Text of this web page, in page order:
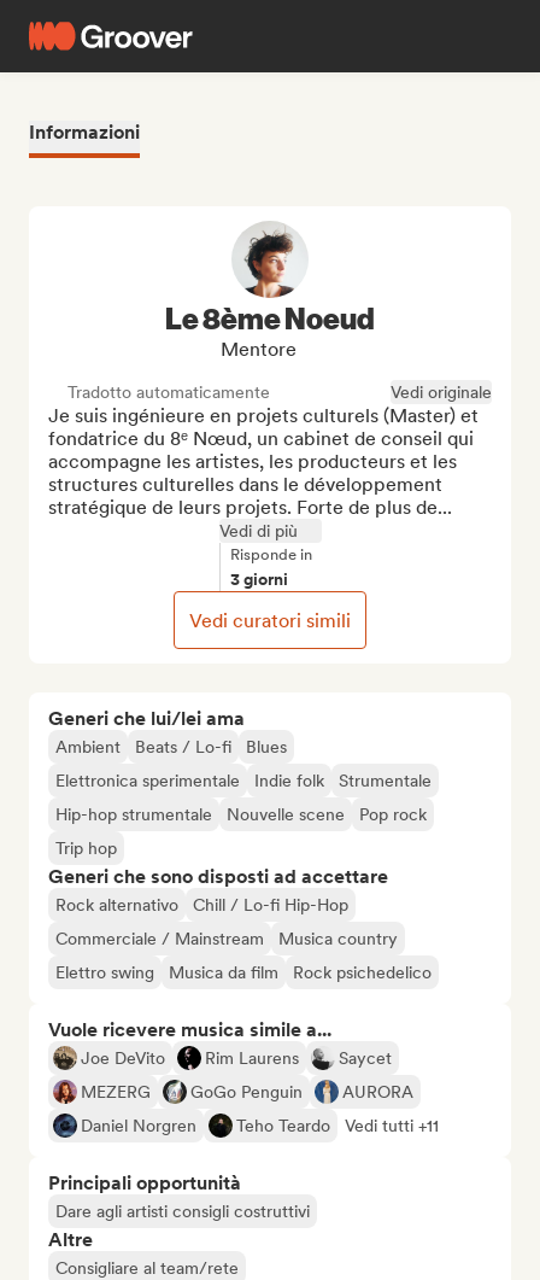
Informazioni
Generi che lui/lei ama
Ambient Beats / Lo-fi
Blues
Elettronica sperimentale
Indie folk
Strumentale
Hip-hop strumentale
Nouvelle scene
Pop rock
Trip hop
Generi che sono disposti ad accettare
Rock alternativo
Chill / Lo-fi Hip-Hop
Commerciale / Mainstream
Musica country
Elettro swing
Musica da film Rock psichedelico
Vuole ricevere musica simile a...
Joe DeVito Rim Laurens
Saycet
MEZERG
GoGo Penguin
AURORA
Daniel Norgren
Teho Teardo Vedi tutti +11
Principali opportunità
Dare agli artisti consigli costruttivi
Altre
Consigliare al team/rete
Le 8ème Noeud
Mentore
Tradotto automaticamente Vedi originale
Je suis ingénieure en projets culturels (Master) et
fondatrice du 8ᵉ Nœud, un cabinet de conseil qui
accompagne les artistes, les producteurs et les
structures culturelles dans le développement
stratégique de leurs projets. Forte de plus de...
Vedi di più
Risponde in
3 giorni
Vedi curatori simili